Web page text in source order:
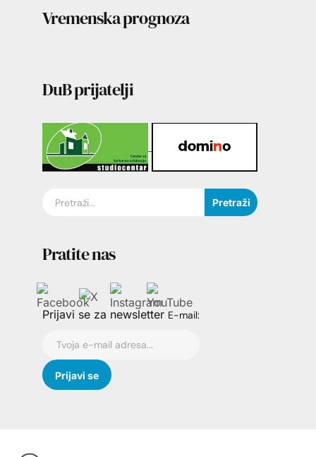
Vremenska prognoza
DuB prijatelji
Pretraži
Pratite nas
Prijavi se za newsletter E-mail: